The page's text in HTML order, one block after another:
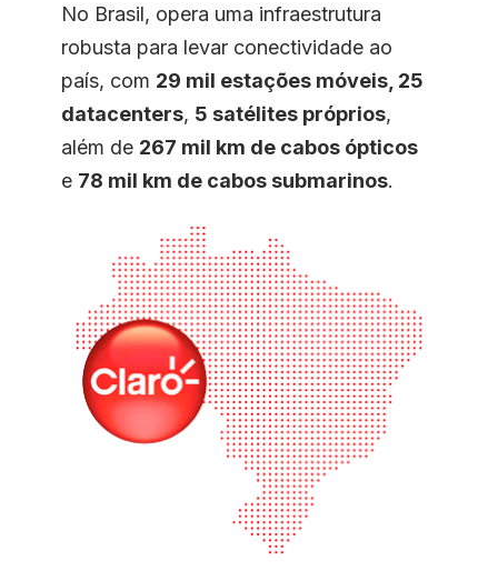
No Brasil, opera uma infraestrutura
robusta para levar conectividade ao
país, com 29 mil estações móveis, 25
datacenters, 5 satélites próprios,
além de 267 mil km de cabos ópticos
e 78 mil km de cabos submarinos.